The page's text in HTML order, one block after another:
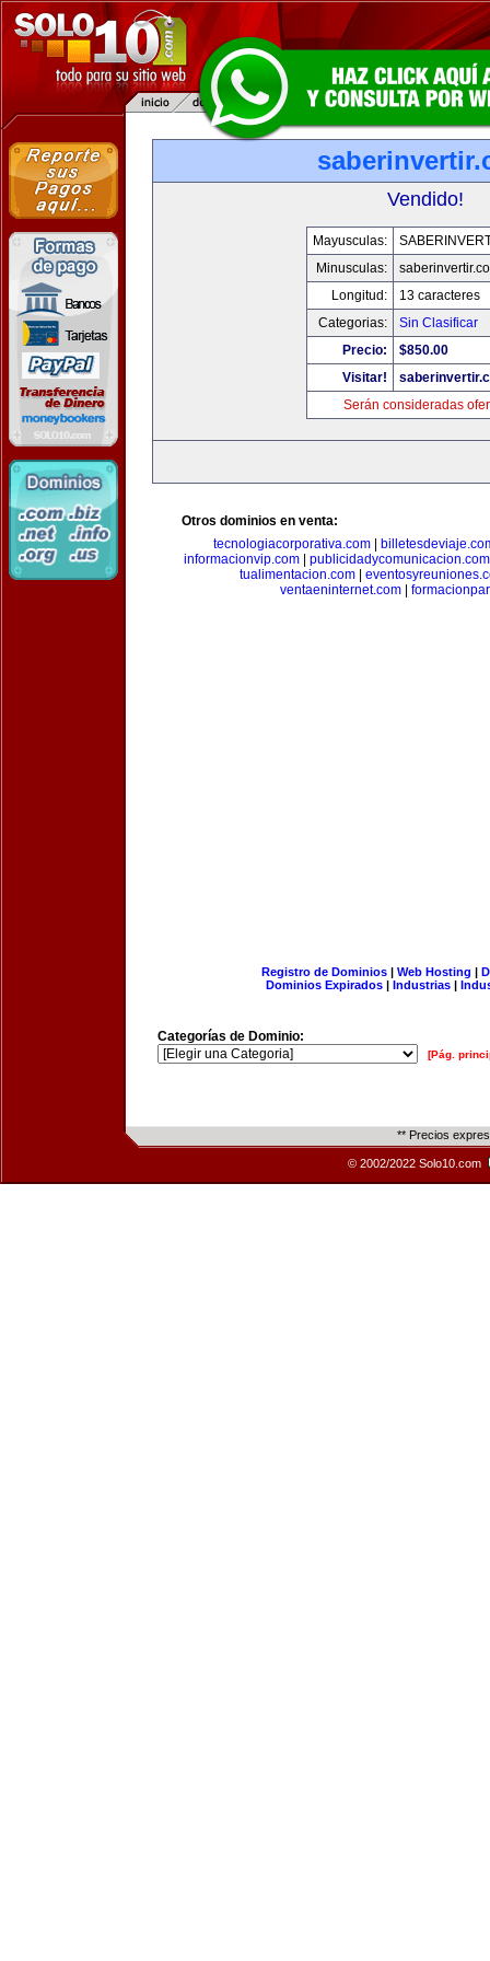
Vendido!
Mayusculas:
Minusculas:
Longitud:
13 caracteres
Categorias:
Sin Clasificar
Precio:
$850.00
Visitar!
Serán consideradas
Otros dominios en venta:
tecnologiacorporativa.com|
informacionvip.com| publicidadycomunicacion.com
tualimentacion.com
ventaeninternet.com|
Registro de Dominios| Web Hosting |
Dominios Expirados | Industrias |
Categorías de Dominio:
[Pág.
** Precios
© 2002/2022 Solo10.com